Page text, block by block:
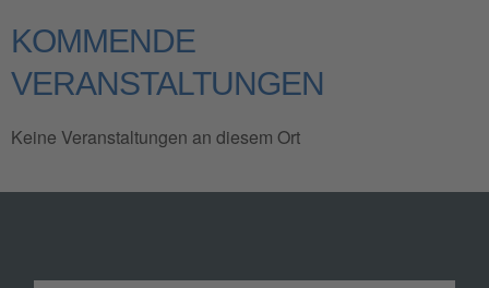
KOMMENDE
VERANSTALTUNGEN
Keine Veranstaltungen an diesem Ort